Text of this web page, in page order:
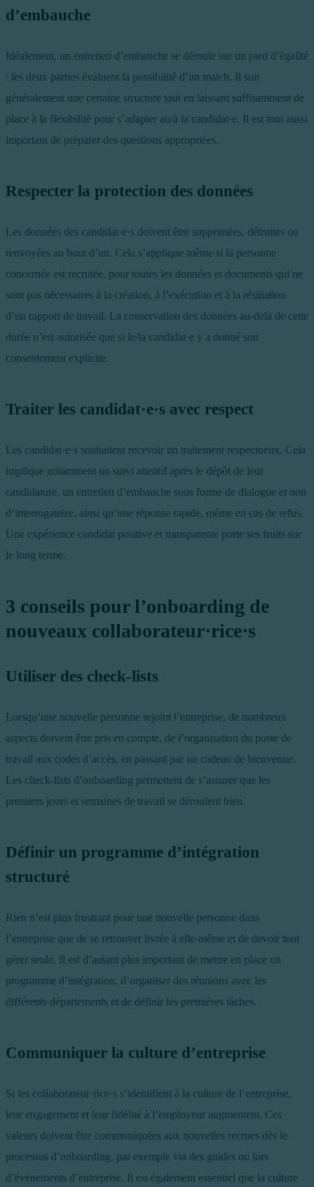
d’embauche
Idéalement, un entretien d’embauche se déroule sur un pied d’égalité
: les deux parties évaluent la possibilité d’un match. Il suit
généralement une certaine structure tout en laissant suffisamment de
place à la flexibilité pour s’adapter au/à la candidat·e. Il est tout aussi
important de préparer des questions appropriées.
Respecter la protection des données
Les données des candidat·e·s doivent être supprimées, détruites ou
renvoyées au bout d’un. Cela s’applique même si la personne
concernée est recrutée, pour toutes les données et documents qui ne
sont pas nécessaires à la création, à l’exécution et à la résiliation
d’un rapport de travail. La conservation des données au-delà de cette
durée n’est autorisée que si le/la candidat·e y a donné son
consentement explicite.
Traiter les candidat·e·s avec respect
Les candidat·e·s souhaitent recevoir un traitement respectueux. Cela
implique notamment un suivi attentif après le dépôt de leur
candidature, un entretien d’embauche sous forme de dialogue et non
d’interrogatoire, ainsi qu’une réponse rapide, même en cas de refus.
Une expérience candidat positive et transparente porte ses fruits sur
le long terme.
3 conseils pour l’onboarding de
nouveaux collaborateur·rice·s
Utiliser des check-lists
Lorsqu’une nouvelle personne rejoint l’entreprise, de nombreux
aspects doivent être pris en compte, de l’organisation du poste de
travail aux codes d’accès, en passant par un cadeau de bienvenue.
Les check-lists d’onboarding permettent de s’assurer que les
premiers jours et semaines de travail se déroulent bien.
Définir un programme d’intégration
structuré
Rien n’est plus frustrant pour une nouvelle personne dans
l’entreprise que de se retrouver livrée à elle-même et de devoir tout
gérer seule. Il est d’autant plus important de mettre en place un
programme d’intégration, d’organiser des réunions avec les
différents départements et de définir les premières tâches.
Communiquer la culture d’entreprise
Si les collaborateur·rice·s s’identifient à la culture de l’entreprise,
leur engagement et leur fidélité à l’employeur augmentent. Ces
valeurs doivent être communiquées aux nouvelles recrues dès le
processus d’onboarding, par exemple via des guides ou lors
d’événements d’entreprise. Il est également essentiel que la culture